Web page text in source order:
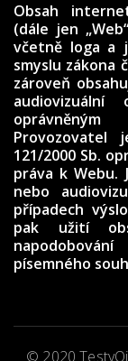
Obsah
(dále jen
včetně loga a
smyslu zákona
zároveň
121/2000 Sb.
práva k Webu.
nebo
případech
pak užití
písemného
© 2020